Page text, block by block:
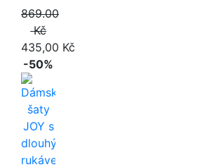
869.00
Kč
435,00 Kč
-50%